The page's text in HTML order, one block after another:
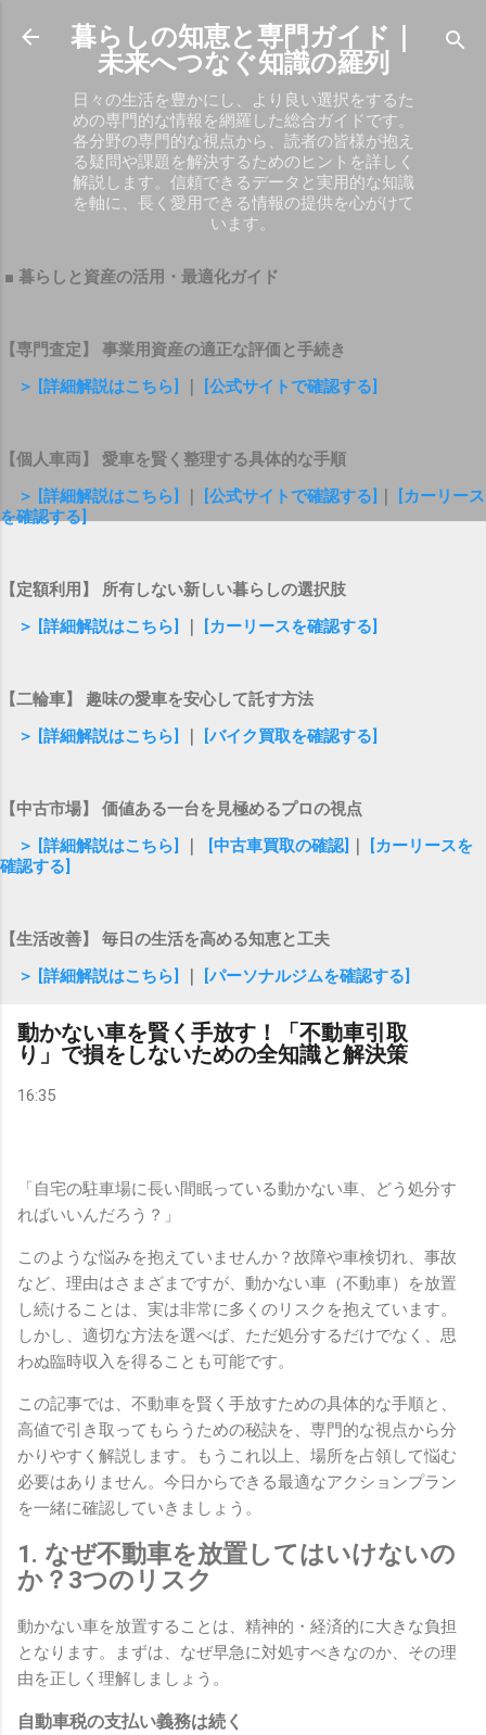
スキップしてメイン コンテンツに移動
暮らしの知恵と専門ガイド｜
未来へつなぐ知識の羅列
日々の生活を豊かにし、より良い選択をするた
めの専門的な情報を網羅した総合ガイドです。
各分野の専門的な視点から、読者の皆様が抱え
る疑問や課題を解決するためのヒントを詳しく
解説します。信頼できるデータと実用的な知識
を軸に、長く愛用できる情報の提供を心がけて
います。
■ 暮らしと資産の活用・最適化ガイド
【専門査定】 事業用資産の適正な評価と手続き
＞ [詳細解説はこちら]
[公式サイトで確認する]
【個人車両】 愛車を賢く整理する具体的な手順
＞ [詳細解説はこちら]
[公式サイトで確認する]
[カーリース
を確認する]
【定額利用】 所有しない新しい暮らしの選択肢
＞ [詳細解説はこちら]
[カーリースを確認する]
【二輪車】 趣味の愛車を安心して託す方法
＞ [詳細解説はこちら]
[バイク買取を確認する]
【中古市場】 価値ある一台を見極めるプロの視点
＞ [詳細解説はこちら]
[中古車買取の確認]
[カーリースを
確認する]
【生活改善】 毎日の生活を高める知恵と工夫
＞ [詳細解説はこちら]
[パーソナルジムを確認する]
動かない車を賢く手放す！「不動車引取
り」で損をしないための全知識と解決策
16:35
「自宅の駐車場に長い間眠っている動かない車、どう処分す
ればいいんだろう？」
このような悩みを抱えていませんか？故障や車検切れ、事故
など、理由はさまざまですが、動かない車（不動車）を放置
し続けることは、実は非常に多くのリスクを抱えています。
しかし、適切な方法を選べば、ただ処分するだけでなく、思
わぬ臨時収入を得ることも可能です。
この記事では、不動車を賢く手放すための具体的な手順と、
高値で引き取ってもらうための秘訣を、専門的な視点から分
かりやすく解説します。もうこれ以上、場所を占領して悩む
必要はありません。今日からできる最適なアクションプラン
を一緒に確認していきましょう。
1. なぜ不動車を放置してはいけないの
か？3つのリスク
動かない車を放置することは、精神的・経済的に大きな負担
となります。まずは、なぜ早急に対処すべきなのか、その理
由を正しく理解しましょう。
自動車税の支払い義務は続く